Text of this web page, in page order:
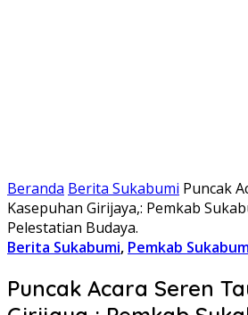
Beranda Berita Sukabumi Puncak
Kasepuhan Girijaya,: Pemkab
Pelestatian Budaya.
Berita Sukabumi, Pemkab
Puncak Acara Seren